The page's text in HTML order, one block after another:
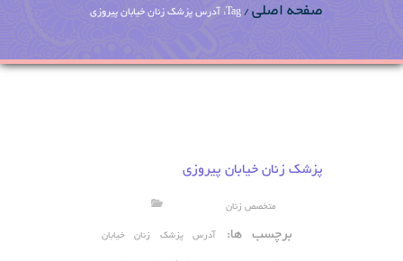
صفحه اصلی / Tag: آدرس پزشک زنان خیابان پیروزی
پزشک زنان خیابان پیروزی
متخصص زنان
برچسب ها: آدرس پزشک زنان خیابان